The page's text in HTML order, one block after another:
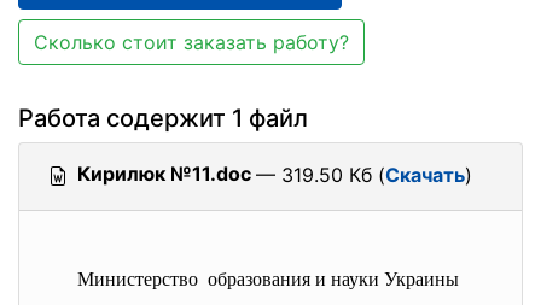
Сколько стоит заказать работу?
Работа содержит 1 файл
Кирилюк №11.doc — 319.50 Кб (Скачать)
Министерство образования и науки Украины